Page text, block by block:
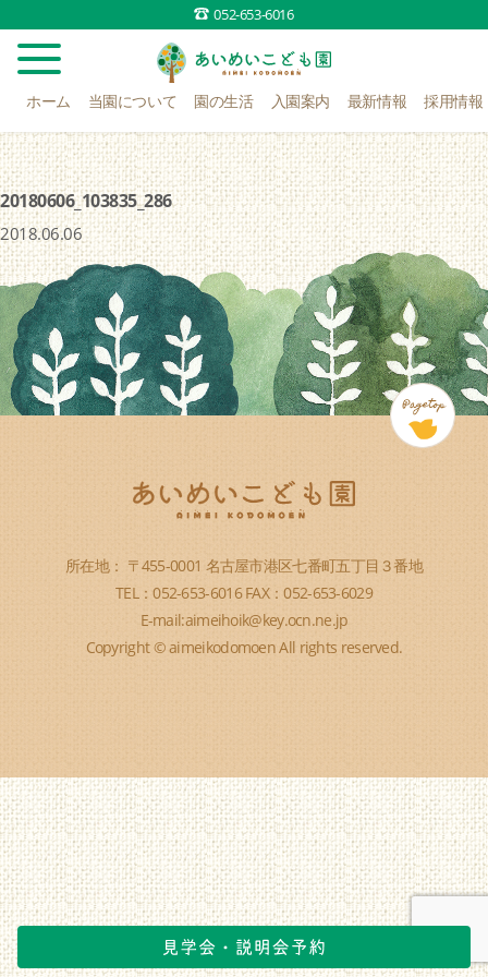
052-653-6016
ホーム 当園について 園の生活 入園案内 最新情報 採用情報
20180606_103835_286
2018.06.06
所在地： 〒455-0001 名古屋市港区七番町五丁目３番地
TEL：052-653-6016 FAX：052-653-6029
E-mail:aimeihoik@key.ocn.ne.jp
Copyright © aimeikodomoen All rights reserved.